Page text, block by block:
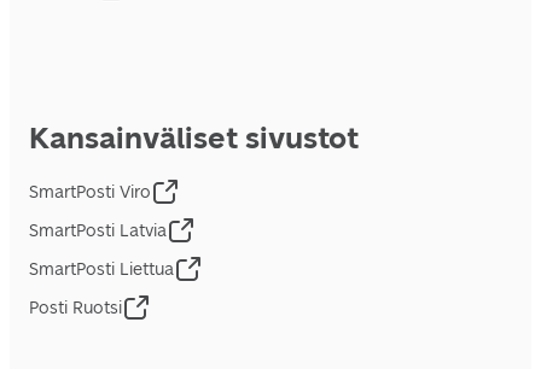
Kansainväliset sivustot
SmartPosti Viro
SmartPosti Latvia
SmartPosti Liettua
Posti Ruotsi